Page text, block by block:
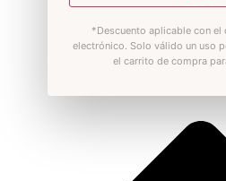
*Descuento aplicable con
electrónico. Solo válido un uso
el carrito de compra